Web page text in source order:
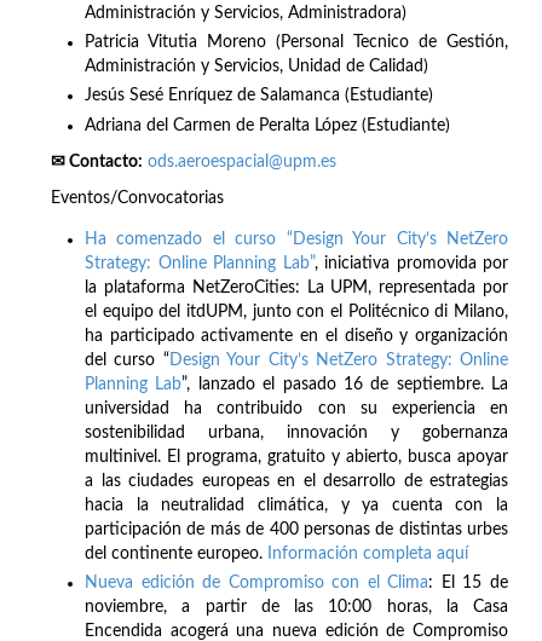
Administración y Servicios, Administradora)
Patricia Vitutia Moreno (Personal Tecnico de Gestión,
Administración y Servicios, Unidad de Calidad)
Jesús Sesé Enríquez de Salamanca (Estudiante)
Adriana del Carmen de Peralta López (Estudiante)
✉ Contacto: ods.aeroespacial@upm.es
Eventos/Convocatorias
Ha comenzado el curso “Design Your City’s NetZero
Strategy: Online Planning Lab”, iniciativa promovida por
la plataforma NetZeroCities: La UPM, representada por
el equipo del itdUPM, junto con el Politécnico di Milano,
ha participado activamente en el diseño y organización
del curso “Design Your City’s NetZero Strategy: Online
Planning Lab”, lanzado el pasado 16 de septiembre. La
universidad ha contribuido con su experiencia en
sostenibilidad urbana, innovación y gobernanza
multinivel. El programa, gratuito y abierto, busca apoyar
a las ciudades europeas en el desarrollo de estrategias
hacia la neutralidad climática, y ya cuenta con la
participación de más de 400 personas de distintas urbes
del continente europeo.
Información completa aquí
Nueva edición de Compromiso con el Clima: El 15 de
noviembre, a partir de las 10:00 horas, la Casa
Encendida acogerá una nueva edición de Compromiso